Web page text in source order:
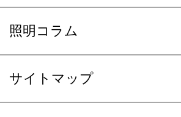
照明コラム
サイトマップ